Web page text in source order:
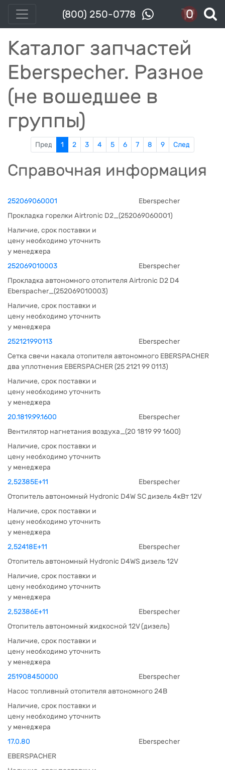
(800) 250-0778 0
Каталог запчастей
Eberspecher. Разное
(не вошедшее в
группы)
Пред 1 2 3 4 5 6 7 8 9 След
Справочная информация
252069060001
Eberspecher
Прокладка горелки Airtronic D2_(252069060001)
Наличие, срок поставки и
цену необходимо уточнить
у менеджера
252069010003
Eberspecher
Прокладка автономного отопителя Airtronic D2 D4
Eberspacher_(252069010003)
Наличие, срок поставки и
цену необходимо уточнить
у менеджера
252121990113
Eberspecher
Сетка свечи накала отопителя автономного EBERSPACHER
два уплотнения EBERSPACHER (25 2121 99 0113)
Наличие, срок поставки и
цену необходимо уточнить
у менеджера
20.1819.99.1600
Eberspecher
Вентилятор нагнетания воздуха_(20 1819 99 1600)
Наличие, срок поставки и
цену необходимо уточнить
у менеджера
2,52385E+11
Eberspecher
Отопитель автономный Hydronic D4W SC дизель 4кВт 12V
Наличие, срок поставки и
цену необходимо уточнить
у менеджера
2,52418E+11
Eberspecher
Отопитель автономный Hydronic D4WS дизель 12V
Наличие, срок поставки и
цену необходимо уточнить
у менеджера
2,52386E+11
Eberspecher
Отопитель автономный жидкосной 12V (дизель)
Наличие, срок поставки и
цену необходимо уточнить
у менеджера
251908450000
Eberspecher
Насос топливный отопителя автономного 24В
Наличие, срок поставки и
цену необходимо уточнить
у менеджера
17.0.80
Eberspecher
EBERSPACHER